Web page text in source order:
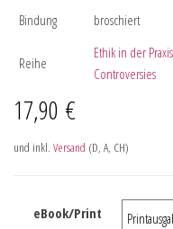
Bindung
broschiert
Reihe
Ethik in der
Controversies
17,90 €
und inkl. Versand (D, A, CH)
eBook/Print